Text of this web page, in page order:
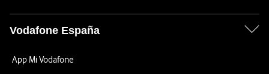
Vodafone España
App Mi Vodafone